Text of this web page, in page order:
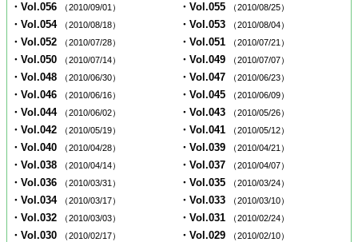
・Vol.056 （2010/09/01） ・Vol.055 （2010/08/25）
・Vol.054 （2010/08/18） ・Vol.053 （2010/08/04）
・Vol.052 （2010/07/28） ・Vol.051 （2010/07/21）
・Vol.050 （2010/07/14） ・Vol.049 （2010/07/07）
・Vol.048 （2010/06/30） ・Vol.047 （2010/06/23）
・Vol.046 （2010/06/16） ・Vol.045 （2010/06/09）
・Vol.044 （2010/06/02） ・Vol.043 （2010/05/26）
・Vol.042 （2010/05/19） ・Vol.041 （2010/05/12）
・Vol.040 （2010/04/28） ・Vol.039 （2010/04/21）
・Vol.038 （2010/04/14） ・Vol.037 （2010/04/07）
・Vol.036 （2010/03/31） ・Vol.035 （2010/03/24）
・Vol.034 （2010/03/17） ・Vol.033 （2010/03/10）
・Vol.032 （2010/03/03） ・Vol.031 （2010/02/24）
・Vol.030 （2010/02/17） ・Vol.029 （2010/02/10）